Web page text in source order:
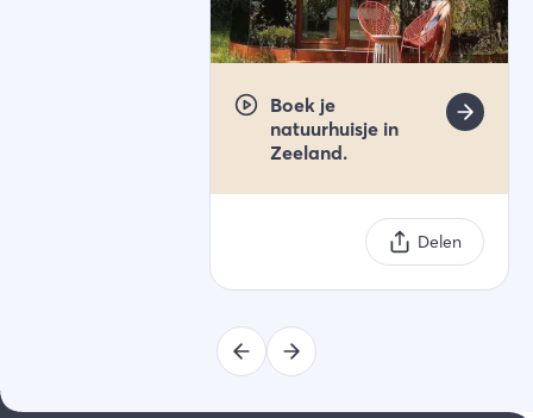
Boek je
natuurhuisje in
Zeeland.
Delen